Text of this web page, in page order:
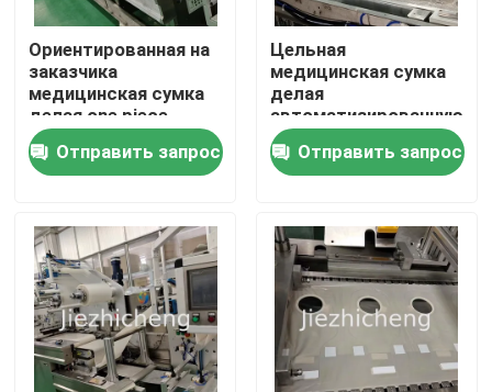
О нас
Экскурсия по заводу
Свяжитесь с нами
Запросите цитату
Ориентированная на
заказчика
медицинская сумка
делая one piece
машины
двухкусочную
машину обработки
Отправить запрос
Цельная
медицинская сумка
делая
автоматизированную
машиной машину
штуцера сумки
Ostomy
Отправить запрос